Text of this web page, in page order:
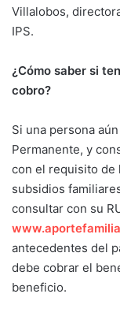
Villalobos,
IPS.
¿Cómo saber si
cobro?
Si una persona
Permanente, y
con el requisito de
subsidios
consultar con su
antecedentes del
debe cobrar el
beneficio.